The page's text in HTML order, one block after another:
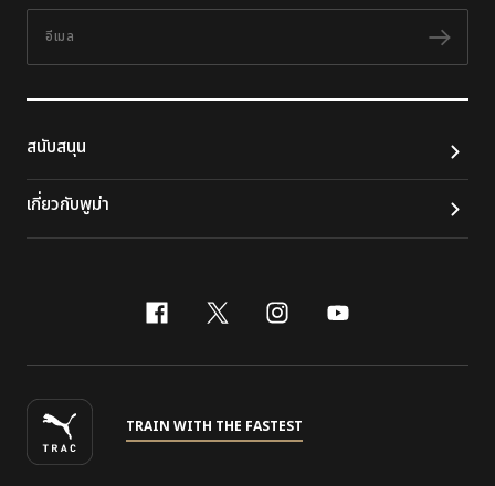
ติดต
สนับสนุน
เกี่ยวกับพูม่า
facebook
x-twitter
instagram
youtube
TRAIN WITH THE FASTEST